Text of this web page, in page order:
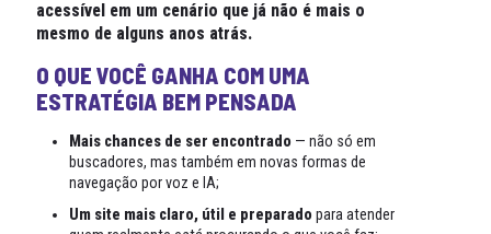
acessível em um cenário que já não é mais o
mesmo de alguns anos atrás.
O QUE VOCÊ GANHA COM UMA
ESTRATÉGIA BEM PENSADA
Mais chances de ser encontrado — não só em
buscadores, mas também em novas formas de
navegação por voz e IA;
Um site mais claro, útil e preparado para atender